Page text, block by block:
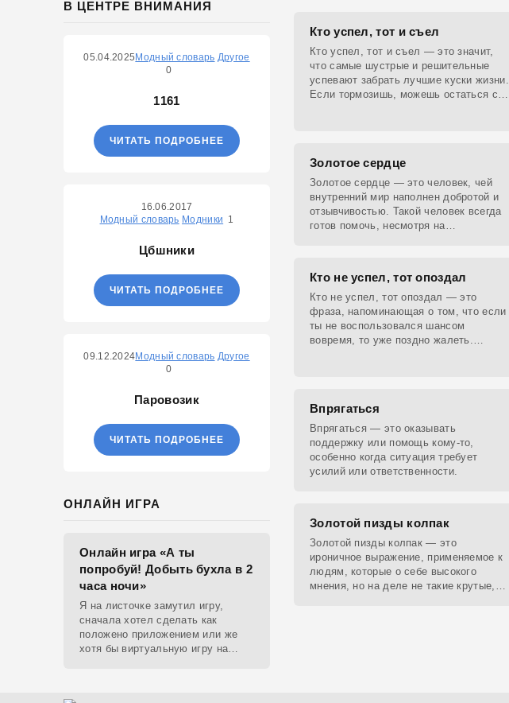
В ЦЕНТРЕ ВНИМАНИЯ
05.04.2025 Модный словарь Другое
0
1161
ЧИТАТЬ ПОДРОБНЕЕ
16.06.2017
Модный словарь Модники 1
Цбшники
ЧИТАТЬ ПОДРОБНЕЕ
09.12.2024Модный словарь Другое
0
Паровозик
ЧИТАТЬ ПОДРОБНЕЕ
ОНЛАЙН ИГРА
Онлайн игра «А ты
попробуй! Добыть бухла в 2
часа ночи»
Я на листочке замутил игру,
сначала хотел сделать как
положено приложением или же
хотя бы виртуальную игру на
Кто успел, тот и съел
Кто успел, тот и съел — это значит,
что самые шустрые и решительные
успевают забрать лучшие куски жизни.
Если тормозишь, можешь остаться с
Золотое сердце
Золотое сердце — это человек, чей
внутренний мир наполнен добротой и
отзывчивостью. Такой человек всегда
готов помочь, несмотря на
Кто не успел, тот опоздал
Кто не успел, тот опоздал — это
фраза, напоминающая о том, что если
ты не воспользовался шансом
вовремя, то уже поздно жалеть.
Впрягаться
Впрягаться — это оказывать
поддержку или помощь кому-то,
особенно когда ситуация требует
усилий или ответственности.
Золотой пизды колпак
Золотой пизды колпак — это
ироничное выражение, применяемое к
людям, которые о себе высокого
мнения, но на деле не такие крутые,